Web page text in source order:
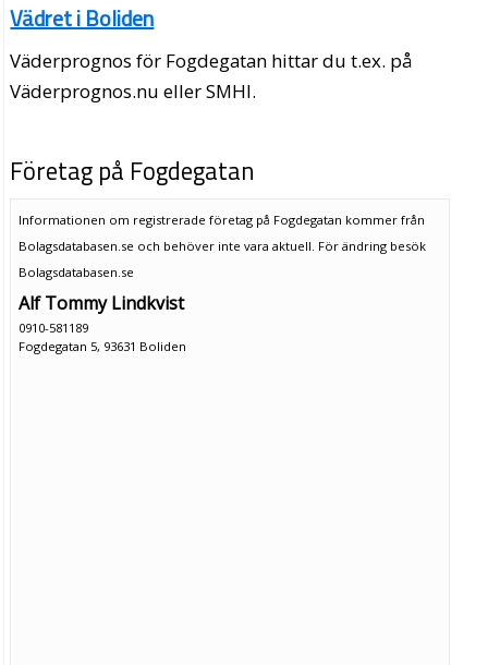
Vädret i Boliden
Väderprognos för Fogdegatan hittar du t.ex. på
Väderprognos.nu eller SMHI.
Företag på Fogdegatan
Informationen om registrerade företag på Fogdegatan kommer från
Bolagsdatabasen.se och behöver inte vara aktuell. För ändring besök
Bolagsdatabasen.se
Alf Tommy Lindkvist
0910-581189
Fogdegatan 5, 93631 Boliden